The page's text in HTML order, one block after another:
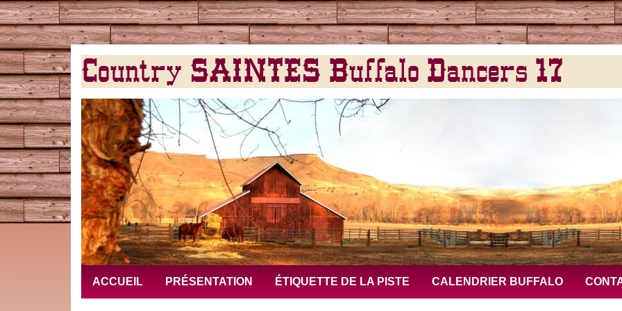
Country SAINTES Buffalo Dancers 17
ACCUEIL PRÉSENTATION ÉTIQUETTE DE LA PISTE CALENDRIER BUFFALO